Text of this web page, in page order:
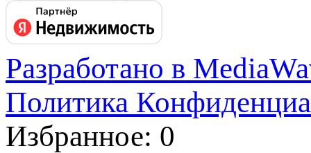
Разработано в
Политика
Избранное: 0